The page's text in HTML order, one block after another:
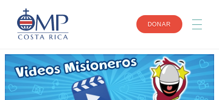
OMP
DONAR
INICIO
NOSOTROS